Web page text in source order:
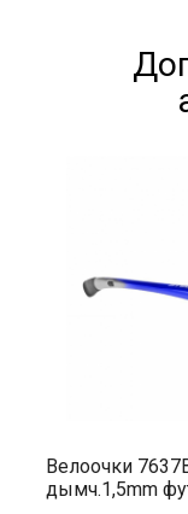
Велоочки
дымч.1,5mm